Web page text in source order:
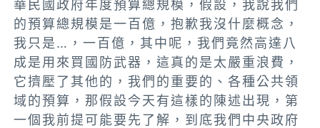
華民國政府年度預算總規模，假設，我說我們
的預算總規模是一百億，抱歉我沒什麼概念，
我只是…，一百億，其中呢，我們竟然高達八
成是用來買國防武器，這真的是太嚴重浪費，
它擠壓了其他的，我們的重要的、各種公共領
域的預算，那假設今天有這樣的陳述出現，第
一個我前提可能要先了解，到底我們中央政府